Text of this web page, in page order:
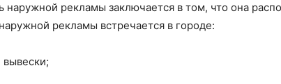
наружной рекламы заключается в том, что она
рекламы встречается в городе:
вывески;